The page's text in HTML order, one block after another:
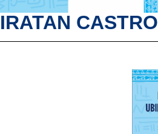
CASTRO